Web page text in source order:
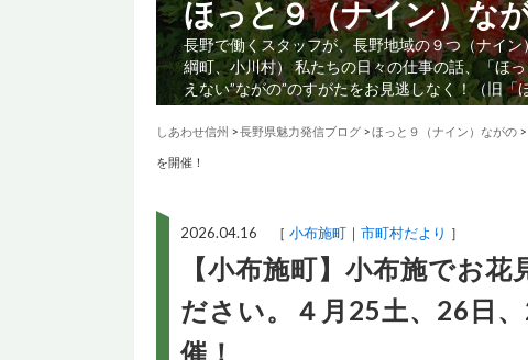
ほっと９（ナイン）な
長野で働くスタッフが、長野地域の９つ（ナイ
綱町、小川村） 私たちの日々の仕事の話、「ほ
えない”ながの”のすがたをお見逃しなく！（旧
しあわせ信州 >長野県魅力発信ブログ >ほっと９（ナイン）ながの >
を開催！
2026.04.16 ［ 小布施町 市町村だより ］
【小布施町】小布施でお
ださい。４月25土、26日
催！